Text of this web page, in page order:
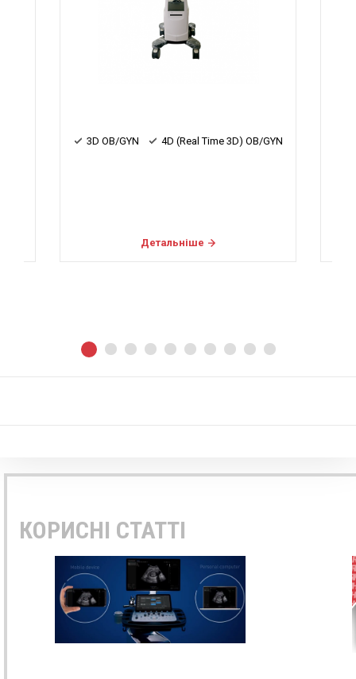
3D OB/GYN 4D (Real Time 3D) OB/GYN
Детальніше
КОРИСНІ СТАТТІ